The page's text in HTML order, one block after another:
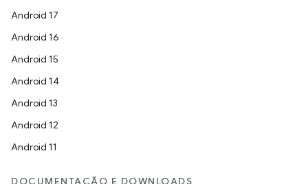
Android 17
Android 16
Android 15
Android 14
Android 13
Android 12
Android 11
DOCUMENTAÇÃO E DOWNLOADS